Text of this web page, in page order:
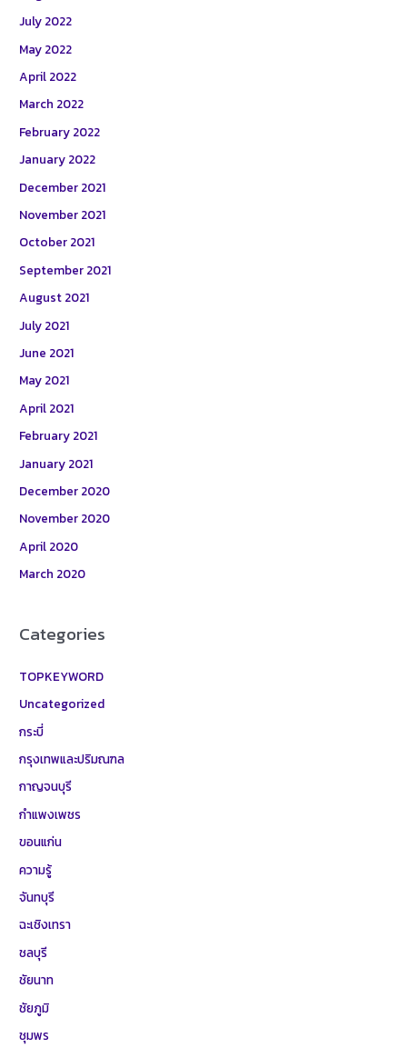
July 2022
May 2022
April 2022
March 2022
February 2022
January 2022
December 2021
November 2021
October 2021
September 2021
August 2021
July 2021
June 2021
May 2021
April 2021
February 2021
January 2021
December 2020
November 2020
April 2020
March 2020
Categories
TOPKEYWORD
Uncategorized
กระบี่
กรุงเทพและปริมณฑล
กาญจนบุรี
กำแพงเพชร
ขอนแก่น
ความรู้
จันทบุรี
ฉะเชิงเทรา
ชลบุรี
ชัยนาท
ชัยภูมิ
ชุมพร